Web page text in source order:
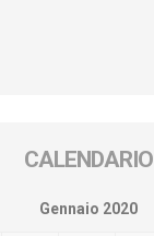
CALENDARIO
Gennaio 2020